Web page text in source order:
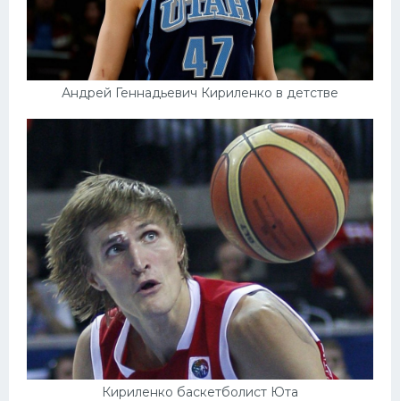
Андрей Геннадьевич Кириленко в детстве
Кириленко баскетболист Юта